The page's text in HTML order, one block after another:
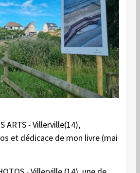
ARTS-Villerville(14),
et dédicace de mon livre (mai